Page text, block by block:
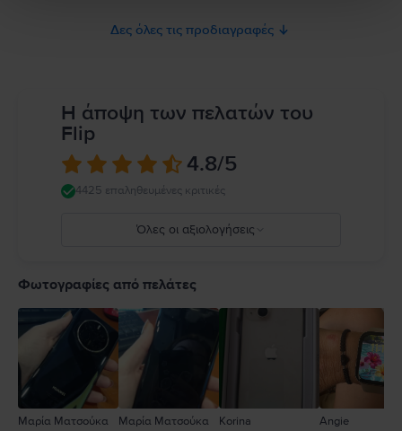
Δες όλες τις προδιαγραφές
Η άποψη των πελατών του
Flip
4.8/5
4425 επαληθευμένες κριτικές
Όλες οι αξιολογήσεις
4
Φωτογραφίες από πελάτες
Μαρία Ματσούκα Μαρία Ματσούκα Korina Angie